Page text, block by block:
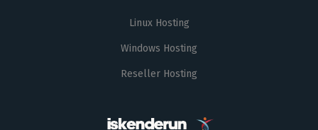
Linux Hosting
Windows Hosting
Reseller Hosting